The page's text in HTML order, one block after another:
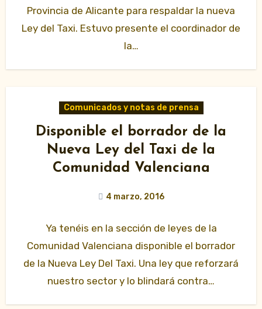
Provincia de Alicante para respaldar la nueva
Ley del Taxi. Estuvo presente el coordinador de
la…
Comunicados y notas de prensa
Disponible el borrador de la
Nueva Ley del Taxi de la
Comunidad Valenciana
4 marzo, 2016
Ya tenéis en la sección de leyes de la
Comunidad Valenciana disponible el borrador
de la Nueva Ley Del Taxi. Una ley que reforzará
nuestro sector y lo blindará contra…